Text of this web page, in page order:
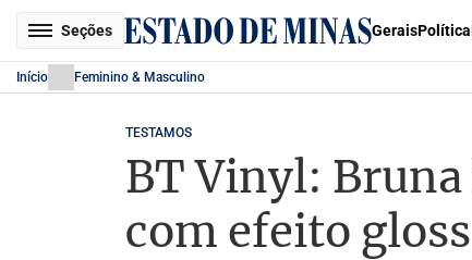
Seções GeraisPolítica
Início Feminino & Masculino
TESTAMOS
BT Vinyl: Bruna
com efeito gloss